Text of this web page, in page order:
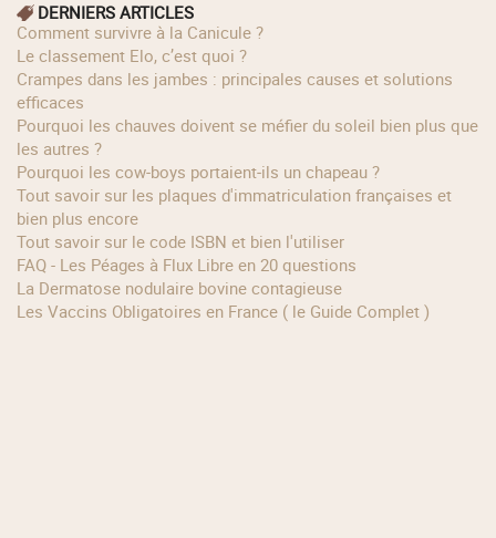
DERNIERS ARTICLES
Comment survivre à la Canicule ?
Le classement Elo, c’est quoi ?
Crampes dans les jambes : principales causes et solutions
efficaces
Pourquoi les chauves doivent se méfier du soleil bien plus que
les autres ?
Pourquoi les cow‑boys portaient‑ils un chapeau ?
Tout savoir sur les plaques d'immatriculation françaises et
bien plus encore
Tout savoir sur le code ISBN et bien l'utiliser
FAQ - Les Péages à Flux Libre en 20 questions
La Dermatose nodulaire bovine contagieuse
Les Vaccins Obligatoires en France ( le Guide Complet )